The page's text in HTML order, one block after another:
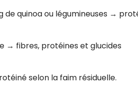
de quinoa ou légumineuses →
→ fibres, protéines et glucides
selon la faim résiduelle.